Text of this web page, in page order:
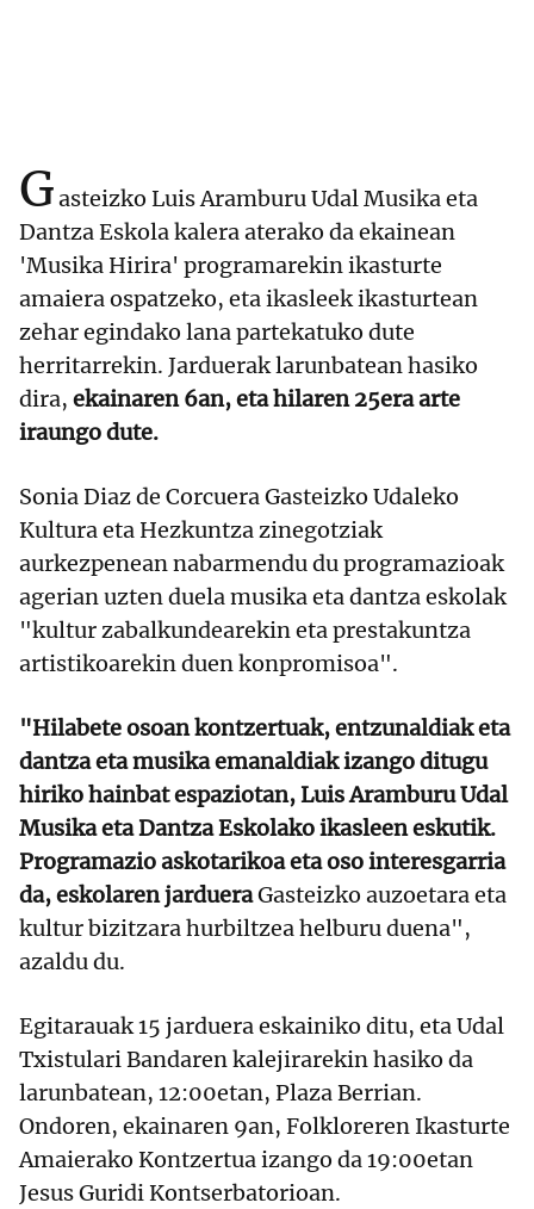
Gasteizko Luis Aramburu Udal Musika eta
Dantza Eskola kalera aterako da ekainean
'Musika Hirira' programarekin ikasturte
amaiera ospatzeko, eta ikasleek ikasturtean
zehar egindako lana partekatuko dute
herritarrekin. Jarduerak larunbatean hasiko
dira, ekainaren 6an, eta hilaren 25era arte
iraungo dute.
Sonia Diaz de Corcuera Gasteizko Udaleko
Kultura eta Hezkuntza zinegotziak
aurkezpenean nabarmendu du programazioak
agerian uzten duela musika eta dantza eskolak
"kultur zabalkundearekin eta prestakuntza
artistikoarekin duen konpromisoa".
"Hilabete osoan kontzertuak, entzunaldiak eta
dantza eta musika emanaldiak izango ditugu
hiriko hainbat espaziotan, Luis Aramburu Udal
Musika eta Dantza Eskolako ikasleen eskutik.
Programazio askotarikoa eta oso interesgarria
da, eskolaren jardueraGasteizko auzoetara eta
kultur bizitzara hurbiltzea helburu duena",
azaldu du.
Egitarauak 15 jarduera eskainiko ditu, eta Udal
Txistulari Bandaren kalejirarekin hasiko da
larunbatean, 12:00etan, Plaza Berrian.
Ondoren, ekainaren 9an, Folkloreren Ikasturte
Amaierako Kontzertua izango da 19:00etan
Jesus Guridi Kontserbatorioan.